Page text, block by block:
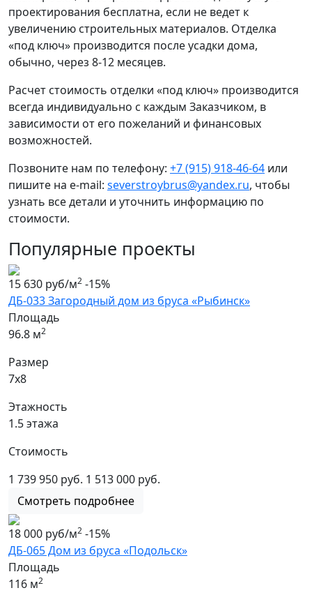
проектирования бесплатна, если не ведет к
увеличению строительных материалов. Отделка
«под ключ» производится после усадки дома,
обычно, через 8-12 месяцев.
Расчет стоимость отделки «под ключ» производится
всегда индивидуально с каждым Заказчиком, в
зависимости от его пожеланий и финансовых
возможностей.
Позвоните нам по телефону: +7 (915) 918-46-64 или
пишите на e-mail: severstroybrus@yandex.ru, чтобы
узнать все детали и уточнить информацию по
стоимости.
Популярные проекты
15 630 руб/м2 -15%
ДБ-033 Загородный дом из бруса «Рыбинск»
Площадь
96.8 м2
Размер
7х8
Этажность
1.5 этажа
Стоимость
1 739 950 руб. 1 513 000 руб.
Смотреть подробнее
18 000 руб/м2 -15%
ДБ-065 Дом из бруса «Подольск»
Площадь
116 м2